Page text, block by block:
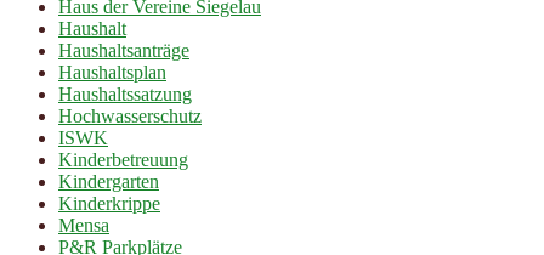
Haus der Vereine Siegelau
Haushalt
Haushaltsanträge
Haushaltsplan
Haushaltssatzung
Hochwasserschutz
ISWK
Kinderbetreuung
Kindergarten
Kinderkrippe
Mensa
P&R Parkplätze